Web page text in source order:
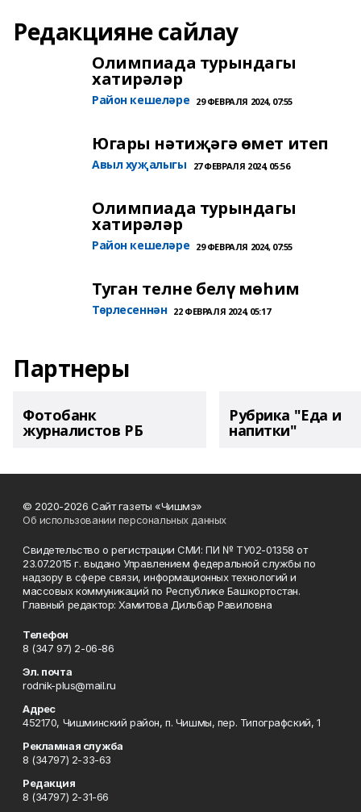
Редакцияне сайлау
Олимпиада турындагы
хатирәләр
Район кешеләре 29 ФЕВРАЛЯ 2024, 07:55
Югары нәтиҗәгә өмет итеп
Авыл хуҗалыгы 27 ФЕВРАЛЯ 2024, 05:56
Олимпиада турындагы
хатирәләр
Район кешеләре 29 ФЕВРАЛЯ 2024, 07:55
Туган телне белү мөһим
Төрлесеннән 22 ФЕВРАЛЯ 2024, 05:17
Партнеры
Фотобанк
журналистов РБ
Рубрика "Еда и
напитки"
© 2020-2026 Сайт газеты «Чишмэ»
Об использовании персональных данных
Свидетельство о регистрации СМИ: ПИ № ТУ02-01358 от
23.07.2015 г. выдано Управлением федеральной службы по
надзору в сфере связи, информационных технологий и
массовых коммуникаций по Республике Башкортостан.
Главный редактор: Хамитова Дильбар Равиловна
Телефон
8 (347 97) 2-06-86
Эл. почта
rodnik-plus@mail.ru
Адрес
452170, Чишминский район, п. Чишмы, пер. Типографский, 1
Рекламная служба
8 (34797) 2-33-63
Редакция
8 (34797) 2-31-66